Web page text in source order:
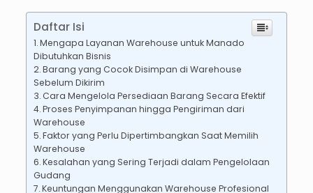
Daftar Isi
Mengapa Layanan Warehouse untuk Manado
Dibutuhkan Bisnis
Barang yang Cocok Disimpan di Warehouse
Sebelum Dikirim
Cara Mengelola Persediaan Barang Secara Efektif
Proses Penyimpanan hingga Pengiriman dari
Warehouse
Faktor yang Perlu Dipertimbangkan Saat Memilih
Warehouse
Kesalahan yang Sering Terjadi dalam Pengelolaan
Gudang
Keuntungan Menggunakan Warehouse Profesional